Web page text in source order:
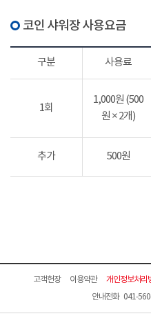
코인 샤워장 사용요금
구분 사용료
1회
1,000원 (500
원 × 2개)
추가 500원
고객헌장 이용약관 개인정보처리
안내전화 041-